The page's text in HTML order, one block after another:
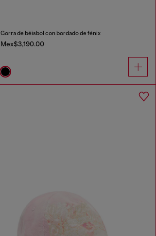
Gorra de béisbol con bordado de fénix
Mex$3,190.00